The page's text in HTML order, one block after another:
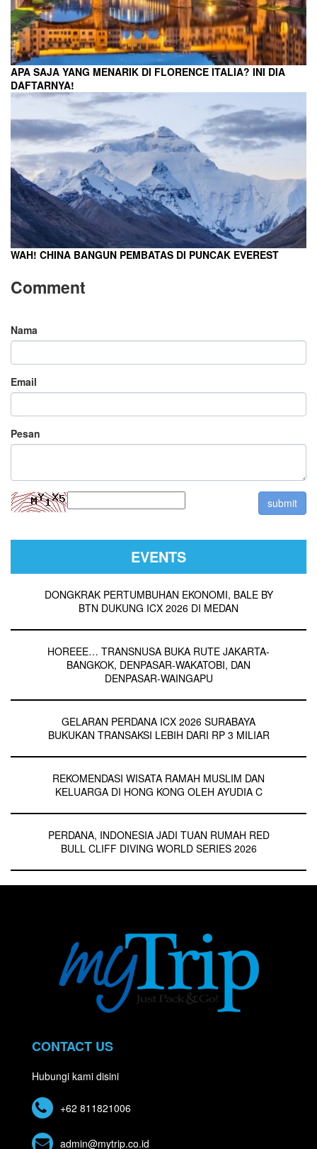
APA SAJA YANG MENARIK DI FLORENCE ITALIA? INI DIA
DAFTARNYA!
WAH! CHINA BANGUN PEMBATAS DI PUNCAK EVEREST
Comment
Nama
Email
Pesan
EVENTS
DONGKRAK PERTUMBUHAN EKONOMI, BALE BY
BTN DUKUNG ICX 2026 DI MEDAN
HOREEE… TRANSNUSA BUKA RUTE JAKARTA-
BANGKOK, DENPASAR-WAKATOBI, DAN
DENPASAR-WAINGAPU
GELARAN PERDANA ICX 2026 SURABAYA
BUKUKAN TRANSAKSI LEBIH DARI RP 3 MILIAR
REKOMENDASI WISATA RAMAH MUSLIM DAN
KELUARGA DI HONG KONG OLEH AYUDIA C
PERDANA, INDONESIA JADI TUAN RUMAH RED
BULL CLIFF DIVING WORLD SERIES 2026
CONTACT US
Hubungi kami disini
+62 811821006
admin@mytrip.co.id